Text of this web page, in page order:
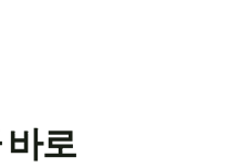
바로